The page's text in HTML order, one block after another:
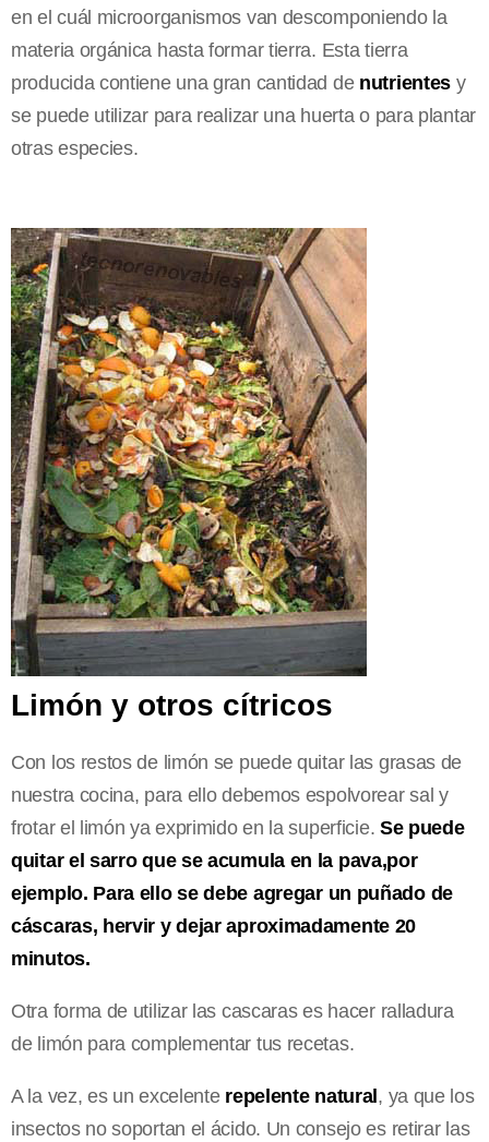
en el cuál microorganismos van descomponiendo la
materia orgánica hasta formar tierra. Esta tierra
producida contiene una gran cantidad de nutrientes y
se puede utilizar para realizar una huerta o para plantar
otras especies.
Limón y otros cítricos
Con los restos de limón se puede quitar las grasas de
nuestra cocina, para ello debemos espolvorear sal y
frotar el limón ya exprimido en la superficie. Se puede
quitar el sarro que se acumula en la pava,por
ejemplo. Para ello se debe agregar un puñado de
cáscaras, hervir y dejar aproximadamente 20
minutos.
Otra forma de utilizar las cascaras es hacer ralladura
de limón para complementar tus recetas.
A la vez, es un excelente repelente natural , ya que los
insectos no soportan el ácido. Un consejo es retirar las